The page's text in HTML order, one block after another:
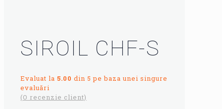
SIROIL CHF-S
Evaluat la 5.00 din 5 pe baza unei singure
evaluări
(O recenzie client)